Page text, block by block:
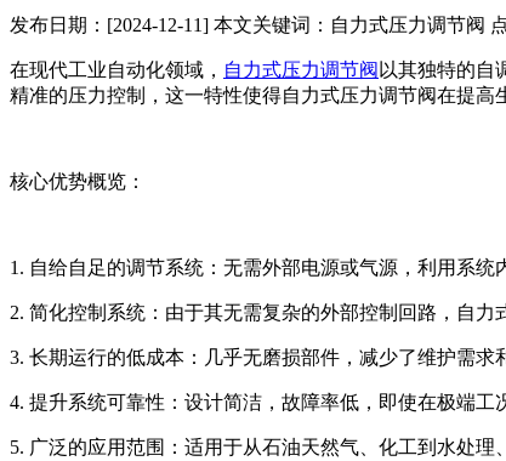
发布日期：[2024-12-11] 本文关键词：自力式压力调节阀
在现代工业自动化领域， 自力式压力调节阀 以其独特的自
精准的压力控制，这一特性使得自力式压力调节阀在提高
核心优势概览：
1. 自给自足的调节系统：无需外部电源或气源，利用系
2. 简化控制系统：由于其无需复杂的外部控制回路，自
3. 长期运行的低成本：几乎无磨损部件，减少了维护需求
4. 提升系统可靠性：设计简洁，故障率低，即使在极端工
5. 广泛的应用范围：适用于从石油天然气、化工到水处